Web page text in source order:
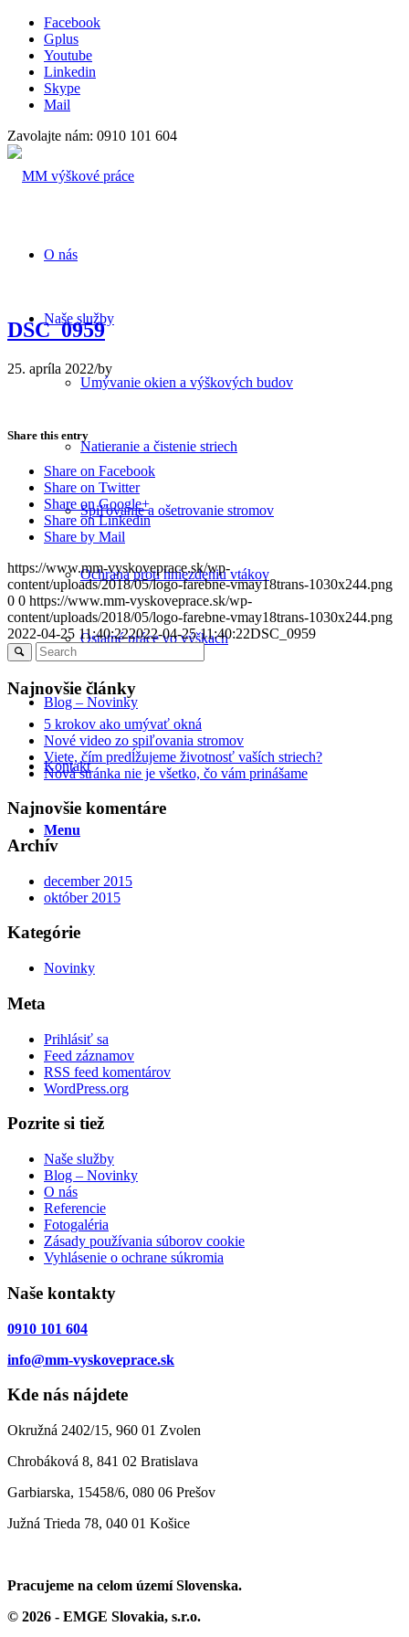
Facebook
Gplus
Youtube
Linkedin
Skype
Mail
Zavolajte nám: 0910 101 604
O nás
Naše služby
Umývanie okien a výškových budov
Natieranie a čistenie striech
Spiľovanie a ošetrovanie stromov
Ochrana proti hniezdeniu vtákov
Ostatné práce vo výškach
Blog – Novinky
Kontakt
Menu
DSC_0959
25. apríla 2022/by
Share this entry
Share on Facebook
Share on Twitter
Share on Google+
Share on Linkedin
Share by Mail
https://www.mm-vyskoveprace.sk/wp-
content/uploads/2018/05/logo-farebne-vmay18trans-1030x244.png
0 0 https://www.mm-vyskoveprace.sk/wp-
content/uploads/2018/05/logo-farebne-vmay18trans-1030x244.png
2022-04-25 11:40:222022-04-25 11:40:22DSC_0959
Najnovšie články
5 krokov ako umývať okná
Nové video zo spiľovania stromov
Viete, čím predĺžujeme životnosť vaších striech?
Nová stránka nie je všetko, čo vám prinášame
Najnovšie komentáre
Archív
december 2015
október 2015
Kategórie
Novinky
Meta
Prihlásiť sa
Feed záznamov
RSS feed komentárov
WordPress.org
Pozrite si tiež
Naše služby
Blog – Novinky
O nás
Referencie
Fotogaléria
Zásady používania súborov cookie
Vyhlásenie o ochrane súkromia
Naše kontakty
0910 101 604
info@mm-vyskoveprace.sk
Kde nás nájdete
Okružná 2402/15, 960 01 Zvolen
Chrobáková 8, 841 02 Bratislava
Garbiarska, 15458/6, 080 06 Prešov
Južná Trieda 78, 040 01 Košice
Pracujeme na celom území Slovenska.
© 2026 - EMGE Slovakia, s.r.o.